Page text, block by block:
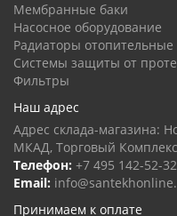
Мембранные баки
Насосное оборудование
Радиаторы отопительные
Системы защиты от
Фильтры
Наш адрес
Адрес склада-магазина:
МКАД, Торговый
Телефон: +7 495 142-52-32
Email:
Принимаем к оплате